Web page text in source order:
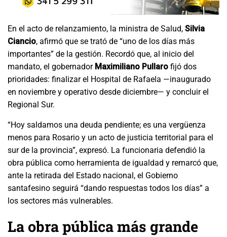
En el acto de relanzamiento, la ministra de Salud, Silvia
Ciancio, afirmó que se trató de “uno de los días más
importantes” de la gestión. Recordó que, al inicio del
mandato, el gobernador Maximiliano Pullaro fijó dos
prioridades: finalizar el Hospital de Rafaela —inaugurado
en noviembre y operativo desde diciembre— y concluir el
Regional Sur.
“Hoy saldamos una deuda pendiente; es una vergüenza
menos para Rosario y un acto de justicia territorial para el
sur de la provincia”, expresó. La funcionaria defendió la
obra pública como herramienta de igualdad y remarcó que,
ante la retirada del Estado nacional, el Gobierno
santafesino seguirá “dando respuestas todos los días” a
los sectores más vulnerables.
La obra pública más grande